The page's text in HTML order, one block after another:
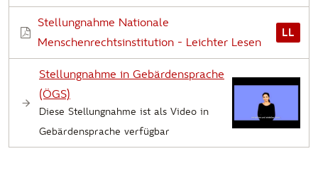
Stellungnahme Nationale
Menschenrechtsinstitution - Leichter Lesen
LL
Stellungnahme in Gebärdensprache
(ÖGS)
Diese Stellungnahme ist als Video in
Gebärdensprache verfügbar
Zum Kategorie springen